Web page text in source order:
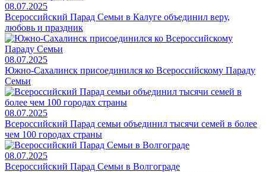
08.07.2025
Всероссийский Парад Семьи в Калуге объединил веру,
любовь и праздник
08.07.2025
Южно-Сахалинск присоединился ко Всероссийскому Параду
Семьи
08.07.2025
Всероссийский Парад семьи объединил тысячи семей в более
чем 100 городах страны
08.07.2025
Всероссийский Парад Семьи в Волгограде